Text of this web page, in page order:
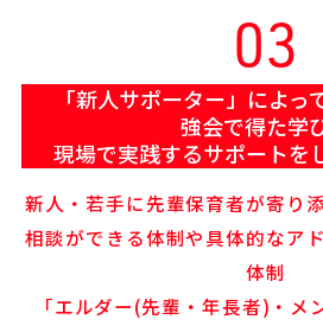
03
「新人サポーター」によっ
強会で得た学
現場で実践するサポートを
新人・若手に先輩保育者が寄り
相談ができる体制や具体的なア
体制
「エルダー(先輩・年長者)・メ